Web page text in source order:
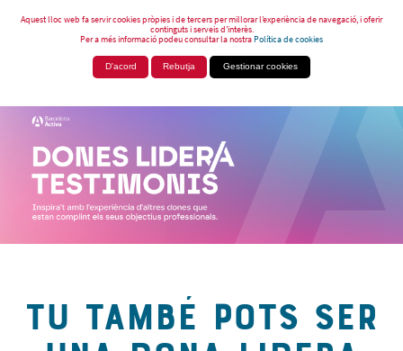
Aquest lloc web fa servir cookies pròpies i de tercers per millorar l’experiència de navegació, i oferir
continguts i serveis d’interès.
Per a més informació podeu consultar la nostraPolítica de cookies
D'acord Rebutja Gestionar cookies
TU TAMBÉ POTS SER